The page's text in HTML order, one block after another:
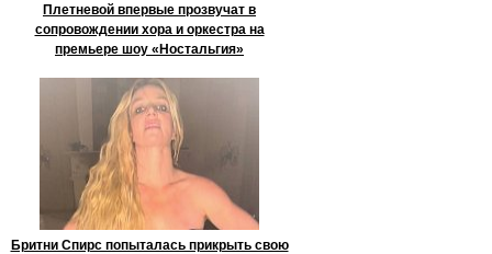
Плетневой впервые прозвучат в
сопровождении хора и оркестра на
премьере шоу «Ностальгия»
Бритни Спирс попыталась прикрыть свою